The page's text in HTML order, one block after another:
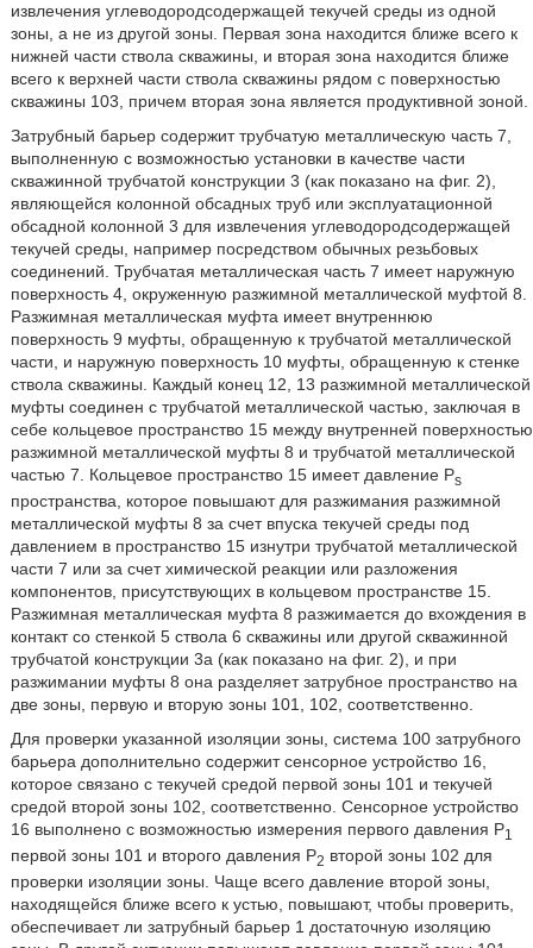
извлечения углеводородсодержащей текучей среды из одной
зоны, а не из другой зоны. Первая зона находится ближе всего к
нижней части ствола скважины, и вторая зона находится ближе
всего к верхней части ствола скважины рядом с поверхностью
скважины 103, причем вторая зона является продуктивной зоной.
Затрубный барьер содержит трубчатую металлическую часть 7,
выполненную с возможностью установки в качестве части
скважинной трубчатой конструкции 3 (как показано на фиг. 2),
являющейся колонной обсадных труб или эксплуатационной
обсадной колонной 3 для извлечения углеводородсодержащей
текучей среды, например посредством обычных резьбовых
соединений. Трубчатая металлическая часть 7 имеет наружную
поверхность 4, окруженную разжимной металлической муфтой 8.
Разжимная металлическая муфта имеет внутреннюю
поверхность 9 муфты, обращенную к трубчатой металлической
части, и наружную поверхность 10 муфты, обращенную к стенке
ствола скважины. Каждый конец 12, 13 разжимной металлической
муфты соединен с трубчатой металлической частью, заключая в
себе кольцевое пространство 15 между внутренней поверхностью
разжимной металлической муфты 8 и трубчатой металлической
частью 7. Кольцевое пространство 15 имеет давление Ps
пространства, которое повышают для разжимания разжимной
металлической муфты 8 за счет впуска текучей среды под
давлением в пространство 15 изнутри трубчатой металлической
части 7 или за счет химической реакции или разложения
компонентов, присутствующих в кольцевом пространстве 15.
Разжимная металлическая муфта 8 разжимается до вхождения в
контакт со стенкой 5 ствола 6 скважины или другой скважинной
трубчатой конструкции 3а (как показано на фиг. 2), и при
разжимании муфты 8 она разделяет затрубное пространство на
две зоны, первую и вторую зоны 101, 102, соответственно.
Для проверки указанной изоляции зоны, система 100 затрубного
барьера дополнительно содержит сенсорное устройство 16,
которое связано с текучей средой первой зоны 101 и текучей
средой второй зоны 102, соответственно. Сенсорное устройство
16 выполнено с возможностью измерения первого давления P1
первой зоны 101 и второго давления Р2 второй зоны 102 для
проверки изоляции зоны. Чаще всего давление второй зоны,
находящейся ближе всего к устью, повышают, чтобы проверить,
обеспечивает ли затрубный барьер 1 достаточную изоляцию